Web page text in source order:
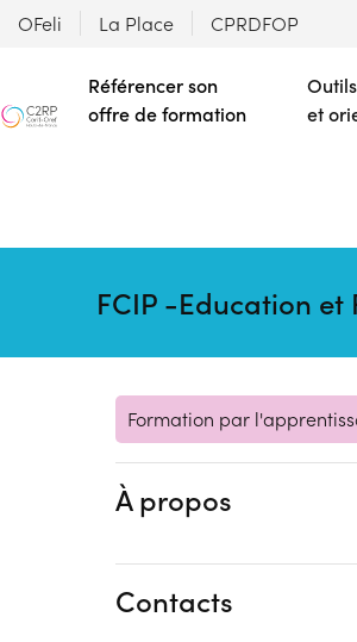
OFeli La Place CPRDFOP
Référencer son
offre de formation
et
FCIP -Education et
Formation par
À propos
Contacts